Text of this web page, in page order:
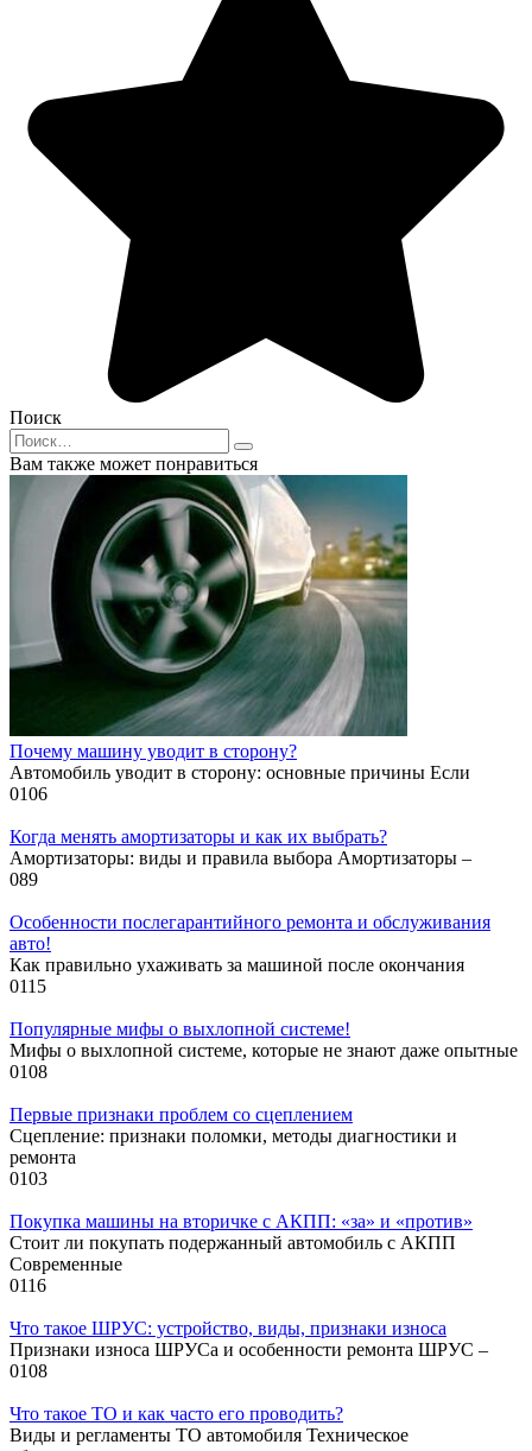
Поиск
Search
for:
Вам также может понравиться
Почему машину уводит в сторону?
Автомобиль уводит в сторону: основные причины Если
0106
Когда менять амортизаторы и как их выбрать?
Амортизаторы: виды и правила выбора Амортизаторы –
089
Особенности послегарантийного ремонта и обслуживания
авто!
Как правильно ухаживать за машиной после окончания
0115
Популярные мифы о выхлопной системе!
Мифы о выхлопной системе, которые не знают даже опытные
0108
Первые признаки проблем со сцеплением
Сцепление: признаки поломки, методы диагностики и
ремонта
0103
Покупка машины на вторичке с АКПП: «за» и «против»
Стоит ли покупать подержанный автомобиль с АКПП
Современные
0116
Что такое ШРУС: устройство, виды, признаки износа
Признаки износа ШРУСа и особенности ремонта ШРУС –
0108
Что такое ТО и как часто его проводить?
Виды и регламенты ТО автомобиля Техническое